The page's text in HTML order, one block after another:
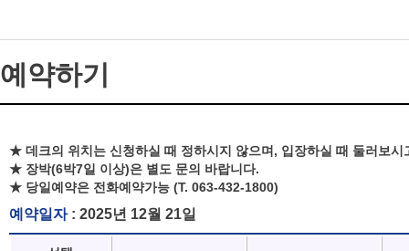
예약하기
★ 데크의 위치는 신청하실 때 정하시지 않으며, 입장하실 때 둘러보시
★ 장박(6박7일 이상)은 별도 문의 바랍니다.
★ 당일예약은 전화예약가능 (T. 063-432-1800)
예약일자: 2025년 12월 21일